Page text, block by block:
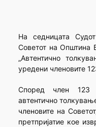
На седницата
Советот на Општина
„Автентично
уредени членовите
Според член 123
автентично
членовите на
претпријатие кое